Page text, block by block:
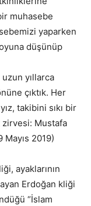
muhasebe
yaparken
düşünüp
yıllarca
çıktık. Her
takibini sıkı bir
zirvesi: Mustafa
Mayıs 2019)
ayaklarının
Erdoğan kliği
“İslam